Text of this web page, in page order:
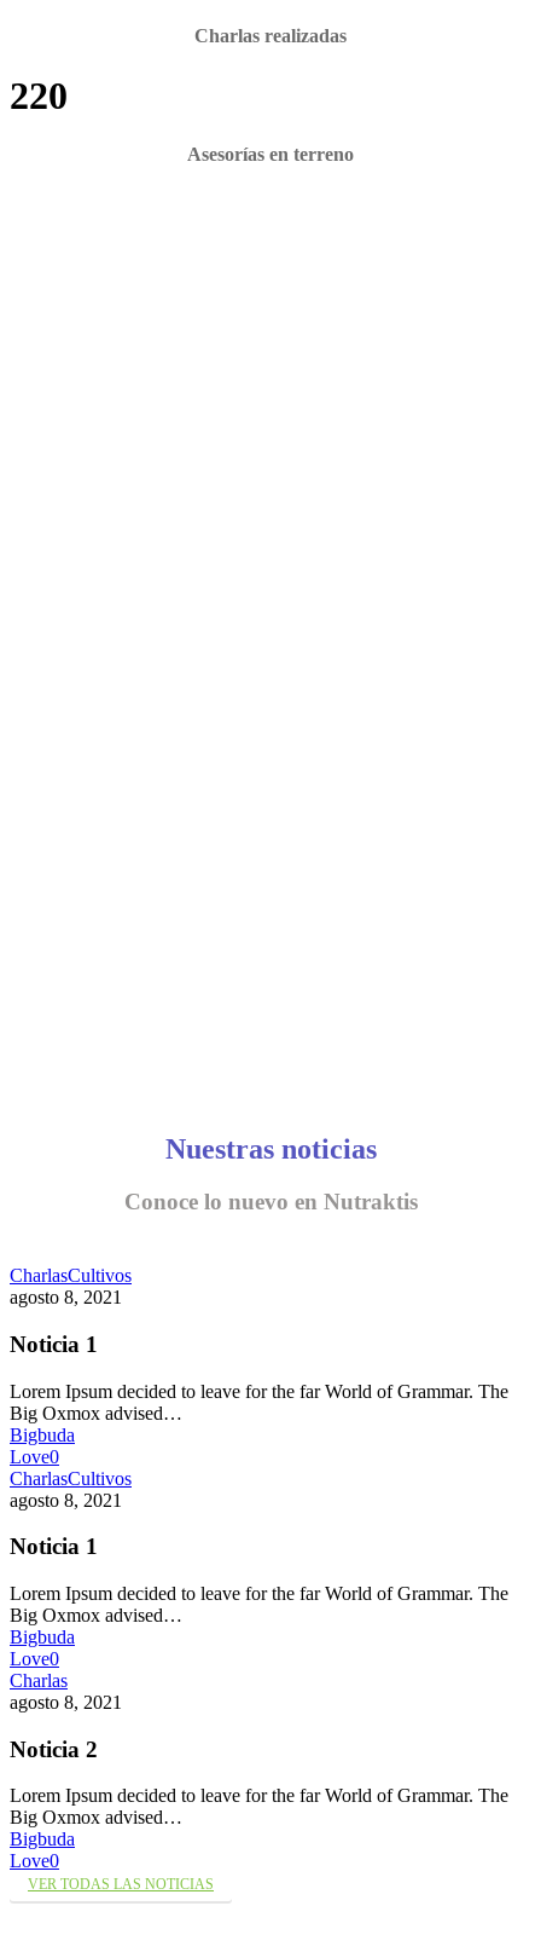
Charlas realizadas
220
Asesorías en terreno
Nuestras noticias
Conoce lo nuevo en Nutraktis
CharlasCultivos
agosto 8, 2021
Noticia 1
Lorem Ipsum decided to leave for the far World of Grammar. The
Big Oxmox advised…
Bigbuda
Love0
CharlasCultivos
agosto 8, 2021
Noticia 1
Lorem Ipsum decided to leave for the far World of Grammar. The
Big Oxmox advised…
Bigbuda
Love0
Charlas
agosto 8, 2021
Noticia 2
Lorem Ipsum decided to leave for the far World of Grammar. The
Big Oxmox advised…
Bigbuda
Love0
VER TODAS LAS NOTICIAS